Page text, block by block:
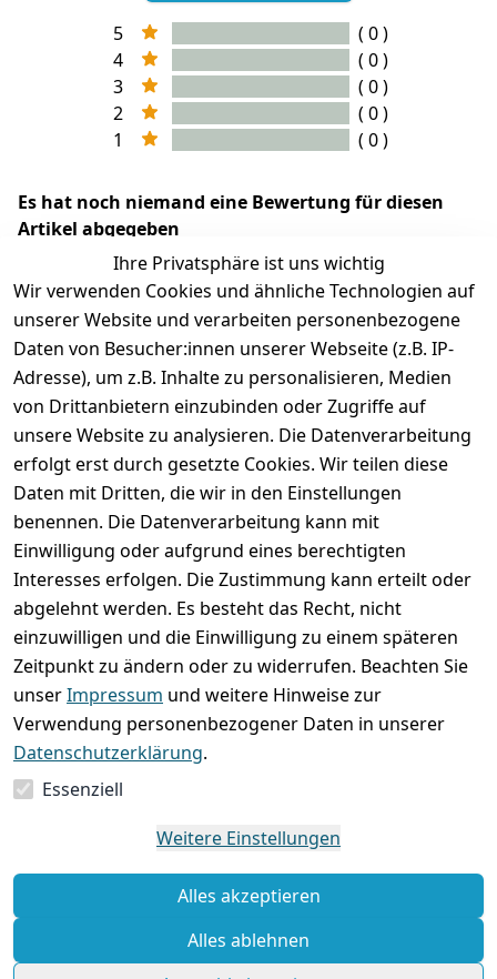
5
( 0 )
4
( 0 )
3
( 0 )
2
( 0 )
1
( 0 )
Es hat noch niemand eine Bewertung für diesen
Artikel abgegeben
Ihre Privatsphäre ist uns wichtig
Wir verwenden Cookies und ähnliche Technologien auf
unserer Website und verarbeiten personenbezogene
Daten von Besucher:innen unserer Webseite (z.B. IP-
Adresse), um z.B. Inhalte zu personalisieren, Medien
von Drittanbietern einzubinden oder Zugriffe auf
unsere Website zu analysieren. Die Datenverarbeitung
erfolgt erst durch gesetzte Cookies. Wir teilen diese
Daten mit Dritten, die wir in den Einstellungen
benennen. Die Datenverarbeitung kann mit
Einwilligung oder aufgrund eines berechtigten
Interesses erfolgen. Die Zustimmung kann erteilt oder
abgelehnt werden. Es besteht das Recht, nicht
einzuwilligen und die Einwilligung zu einem späteren
Zeitpunkt zu ändern oder zu widerrufen. Beachten Sie
unserImpressum und weitere Hinweise zur
Verwendung personenbezogener Daten in unserer
Datenschutzerklärung.
Essenziell
Weitere Einstellungen
Alles akzeptieren
Alles ablehnen
Rechtliches
Impressum
Datenschutze
rklärung
Batterieentsor
gung
Widerrufsrec
Services
Kontakt
Registrieren
Zahlung und
Versand
Umtausch /
Reklamation
Wir
versenden
mit
Folgt uns
gern auf
Zahle
bequem per